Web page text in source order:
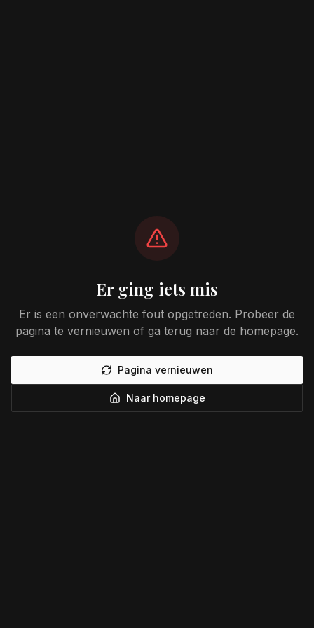
Er ging iets mis
Er is een onverwachte fout opgetreden. Probeer de
pagina te vernieuwen of ga terug naar de homepage.
Pagina vernieuwen
Naar homepage